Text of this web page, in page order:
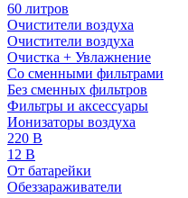
60 литров
Очистители воздуха
Очистители воздуха
Очистка + Увлажнение
Cо сменными фильтрами
Без сменных фильтров
Фильтры и аксессуары
Ионизаторы воздуха
220 В
12 В
От батарейки
Обеззараживатели